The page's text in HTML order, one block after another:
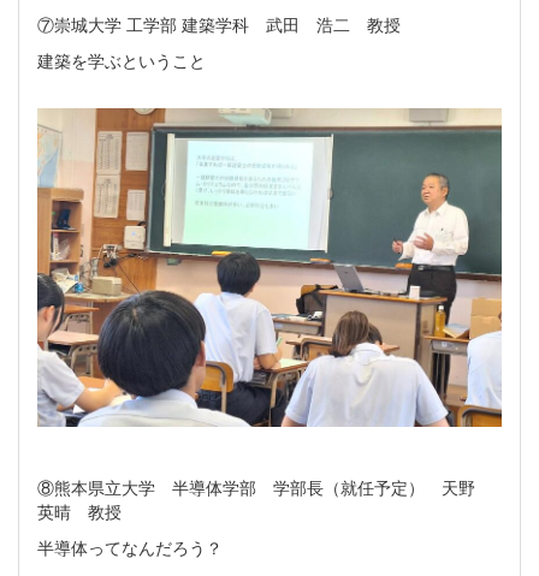
⑦崇城大学 工学部 建築学科 武田 浩二 教授
建築を学ぶということ
⑧熊本県立大学 半導体学部 学部長（就任予定） 天野
英晴 教授
半導体ってなんだろう？